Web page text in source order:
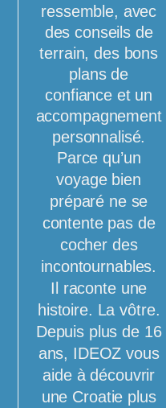
ressemble, avec
des conseils de
terrain, des bons
plans de
confiance et un
accompagnement
personnalisé.
Parce qu’un
voyage bien
préparé ne se
contente pas de
cocher des
incontournables.
Il raconte une
histoire. La vôtre.
Depuis plus de 16
ans, IDEOZ vous
aide à découvrir
une Croatie plus